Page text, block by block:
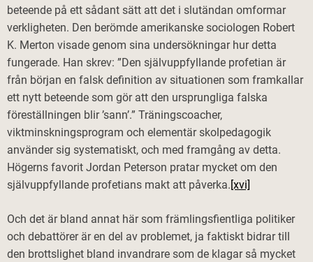
beteende på ett sådant sätt att det i slutändan omformar
verkligheten. Den berömde amerikanske sociologen Robert
K. Merton visade genom sina undersökningar hur detta
fungerade. Han skrev: ”Den självuppfyllande profetian är
från början en falsk definition av situationen som framkallar
ett nytt beteende som gör att den ursprungliga falska
föreställningen blir ’sann’.” Träningscoacher,
viktminskningsprogram och elementär skolpedagogik
använder sig systematiskt, och med framgång av detta.
Högerns favorit Jordan Peterson pratar mycket om den
självuppfyllande profetians makt att påverka.[xvi]
Och det är bland annat här som främlingsfientliga politiker
och debattörer är en del av problemet, ja faktiskt bidrar till
den brottslighet bland invandrare som de klagar så mycket